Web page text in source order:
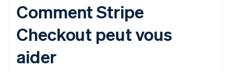
Comment Stripe
Checkout peut vous
aider